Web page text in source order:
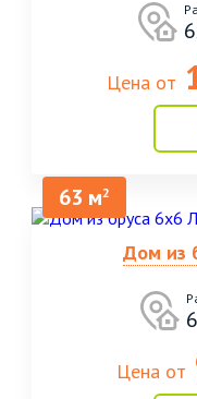
Цена от
63 м2
Дом из
Цена от